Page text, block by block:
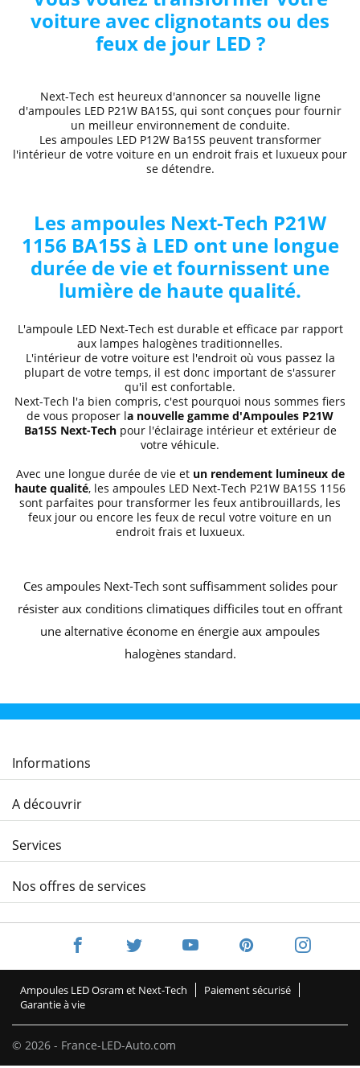
voiture avec clignotants ou des
feux de jour LED ?
Next-Tech est heureux d'annoncer sa nouvelle ligne
d'ampoules LED P21W BA15S, qui sont conçues pour fournir
un meilleur environnement de conduite.
Les ampoules LED P12W Ba15S peuvent transformer
l'intérieur de votre voiture en un endroit frais et luxueux pour
se détendre.
Les ampoules Next-Tech P21W
1156 BA15S à LED ont une longue
durée de vie et fournissent une
lumière de haute qualité.
L'ampoule LED Next-Tech est durable et efficace par rapport
aux lampes halogènes traditionnelles.
L'intérieur de votre voiture est l'endroit où vous passez la
plupart de votre temps, il est donc important de s'assurer
qu'il est confortable.
Next-Tech l'a bien compris, c'est pourquoi nous sommes fiers
de vous proposer la nouvelle gamme d'Ampoules P21W
Ba15S Next-Techpour l'éclairage intérieur et extérieur de
votre véhicule.
Avec une longue durée de vie et un rendement lumineux de
haute qualité, les ampoules LED Next-Tech P21W BA15S 1156
sont parfaites pour transformer les feux antibrouillards, les
feux jour ou encore les feux de recul votre voiture en un
endroit frais et luxueux.
Ces ampoules Next-Tech sont suffisamment solides pour
résister aux conditions climatiques difficiles tout en offrant
une alternative économe en énergie aux ampoules
halogènes standard.
Informations
A découvrir
Services
Nos offres de services
© 2026 - France-LED-Auto.com
Ampoules LED Osram et Next-Tech
Paiement sécurisé
Garantie à vie